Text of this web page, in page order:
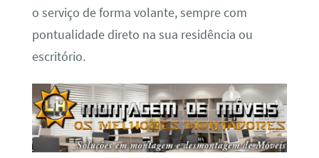
o serviço de forma volante, sempre com
pontualidade direto na sua residência ou
escritório.